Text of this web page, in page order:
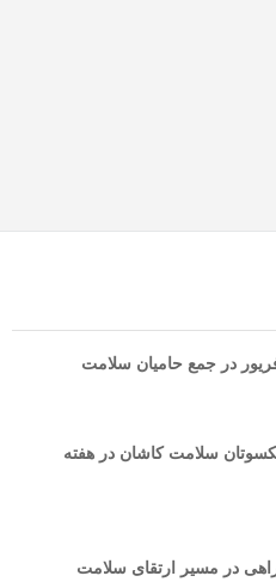
در جمع حامیان سلامت
سلامت کاشان در هفته
در مسیر ارتقای سلامت